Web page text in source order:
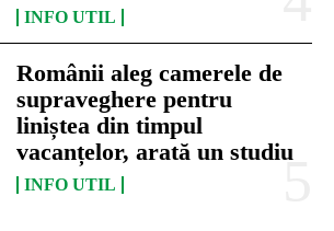
INFO UTIL
Românii aleg camerele de
supraveghere pentru
liniștea din timpul
vacanțelor, arată un studiu
INFO UTIL